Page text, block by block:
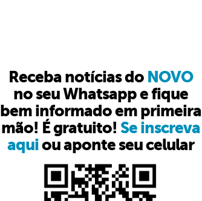
Receba notícias do NOVO
no seu Whatsapp e fique
bem informado em primeira
mão! É gratuito! Se inscreva
aquiou aponte seu celular